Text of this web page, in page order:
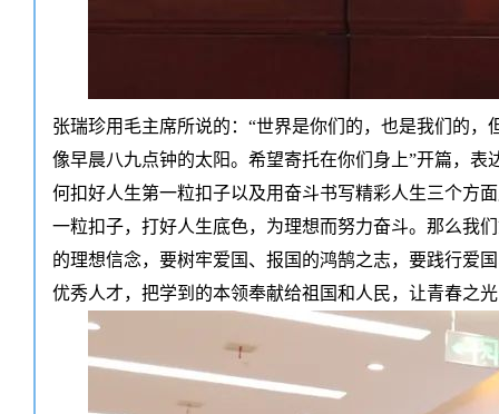
张瑞珍用毛主席所说的：“世界是你们的，也是我们的
像早晨八九点钟的太阳。希望寄托在你们身上”开篇，
何扣好人生第一粒扣子以及用奋斗书写精彩人生三个方
一粒扣子，打好人生底色，为理想而努力奋斗。那么我
的理想信念，要树牢爱国、报国的鸿鹄之志，要践行爱
优秀人才，把学到的本领奉献给祖国和人民，让青春之